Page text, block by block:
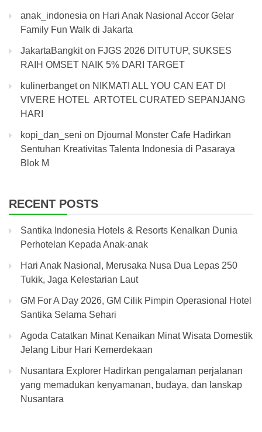
anak_indonesia on Hari Anak Nasional Accor Gelar
Family Fun Walk di Jakarta
JakartaBangkiton FJGS 2026 DITUTUP, SUKSES
RAIH OMSET NAIK 5% DARI TARGET
kulinerbangeton NIKMATI ALL YOU CAN EAT DI
VIVERE HOTEL ARTOTEL CURATED SEPANJANG
HARI
kopi_dan_seni on Djournal Monster Cafe Hadirkan
Sentuhan Kreativitas Talenta Indonesia di Pasaraya
Blok M
RECENT POSTS
Santika Indonesia Hotels & Resorts Kenalkan Dunia
Perhotelan Kepada Anak-anak
Hari Anak Nasional, Merusaka Nusa Dua Lepas 250
Tukik, Jaga Kelestarian Laut
GM For A Day 2026, GM Cilik Pimpin Operasional Hotel
Santika Selama Sehari
Agoda Catatkan Minat Kenaikan Minat Wisata Domestik
Jelang Libur Hari Kemerdekaan
Nusantara Explorer Hadirkan pengalaman perjalanan
yang memadukan kenyamanan, budaya, dan lanskap
Nusantara